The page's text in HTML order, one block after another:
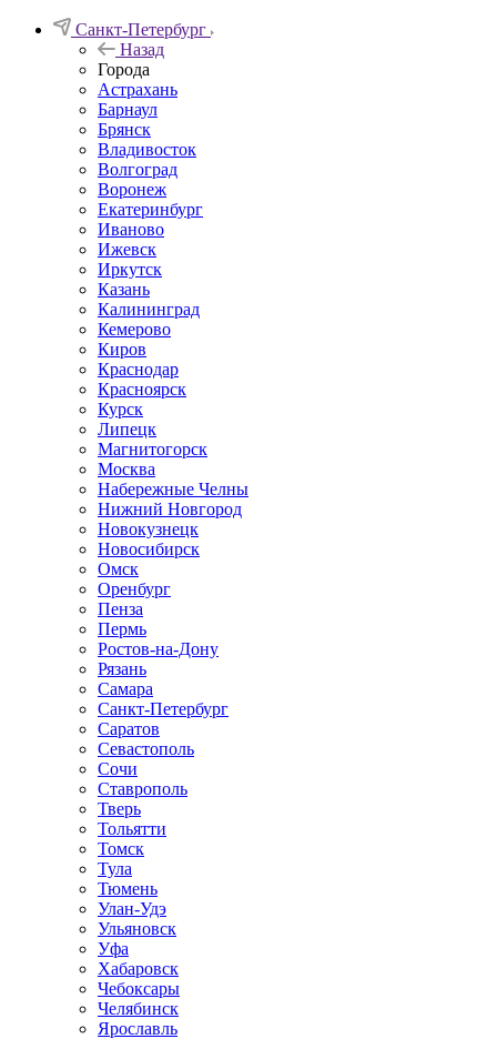
Санкт-Петербург
Назад
Города
Астрахань
Барнаул
Брянск
Владивосток
Волгоград
Воронеж
Екатеринбург
Иваново
Ижевск
Иркутск
Казань
Калининград
Кемерово
Киров
Краснодар
Красноярск
Курск
Липецк
Магнитогорск
Москва
Набережные Челны
Нижний Новгород
Новокузнецк
Новосибирск
Омск
Оренбург
Пенза
Пермь
Ростов-на-Дону
Рязань
Самара
Санкт-Петербург
Саратов
Севастополь
Сочи
Ставрополь
Тверь
Тольятти
Томск
Тула
Тюмень
Улан-Удэ
Ульяновск
Уфа
Хабаровск
Чебоксары
Челябинск
Ярославль